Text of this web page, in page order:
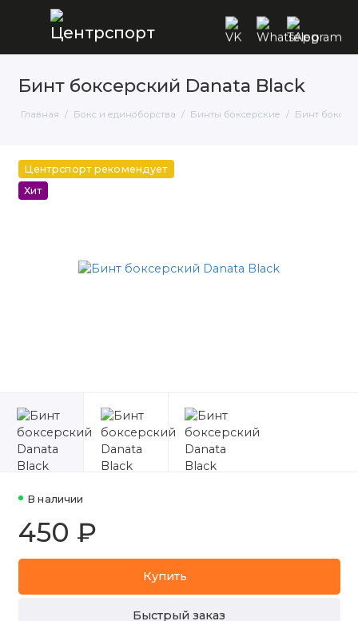
Бинт боксерский Danata Black
Главная Бокс и единоборства Бинты боксерские Бинт
Центрспорт рекомендует
Хит
В наличии
450 ₽
Купить
Быстрый заказ